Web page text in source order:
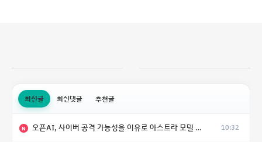
최신글 최신댓글 추천글
N 오픈AI, 사이버 공격 가능성을 이유로 아스트라 모델 출시 연기 10:32